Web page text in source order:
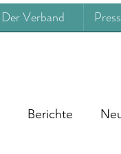
Der Verband
Berichte